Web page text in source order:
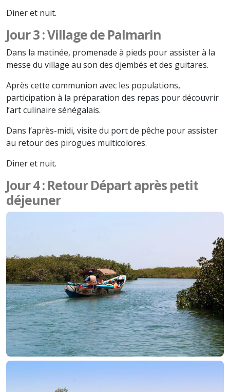
Diner et nuit.
Jour 3 : Village de Palmarin
Dans la matinée, promenade à pieds pour assister à la
messe du village au son des djembés et des guitares.
Après cette communion avec les populations,
participation à la préparation des repas pour découvrir
l’art culinaire sénégalais.
Dans l’après-midi, visite du port de pêche pour assister
au retour des pirogues multicolores.
Diner et nuit.
Jour 4 : Retour Départ après petit
déjeuner